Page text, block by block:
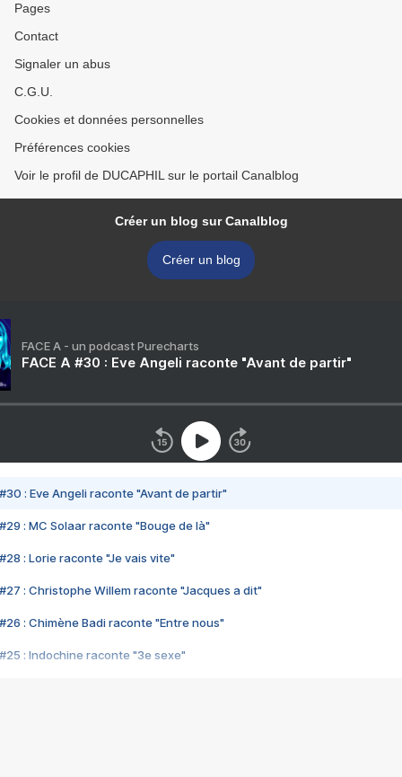
Pages
Contact
Signaler un abus
C.G.U.
Cookies et données personnelles
Préférences cookies
Voir le profil de DUCAPHIL sur le portail Canalblog
Créer un blog sur Canalblog
Créer un blog
FACE A - un podcast Purecharts
FACE A #30 : Eve Angeli raconte "Avant de partir"
#30 : Eve Angeli raconte "Avant de partir"
#29 : MC Solaar raconte "Bouge de là"
#28 : Lorie raconte "Je vais vite"
#27 : Christophe Willem raconte "Jacques a dit"
#26 : Chimène Badi raconte "Entre nous"
#25 : Indochine raconte "3e sexe"